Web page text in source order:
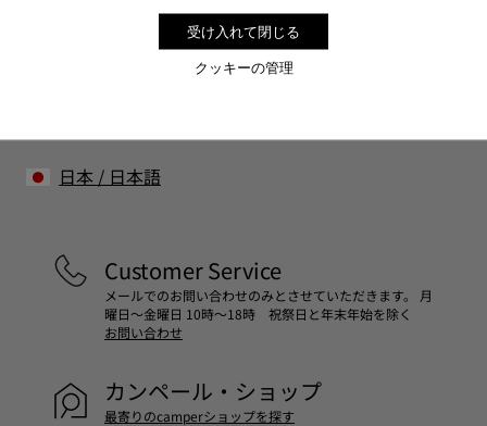
クッキーの管理
受け入れて閉じる
など、会員限定特典をお楽しみいただけます。
Customer Service
メールでのお問い合わせのみとさせていただきます。 月
曜日～金曜日 10時～18時 祝祭日と年末年始を除く
お問い合わせ
カンペール・ショップ
最寄りのcamperショップを探す
日本 / 日本語